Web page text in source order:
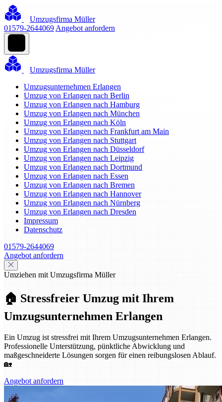
Umzugsfirma Müller
01579-2644069 Angebot anfordern
Umzugsfirma Müller
Umzugsunternehmen Erlangen
Umzug von Erlangen nach Berlin
Umzug von Erlangen nach Hamburg
Umzug von Erlangen nach München
Umzug von Erlangen nach Köln
Umzug von Erlangen nach Frankfurt am Main
Umzug von Erlangen nach Stuttgart
Umzug von Erlangen nach Düsseldorf
Umzug von Erlangen nach Leipzig
Umzug von Erlangen nach Dortmund
Umzug von Erlangen nach Essen
Umzug von Erlangen nach Bremen
Umzug von Erlangen nach Hannover
Umzug von Erlangen nach Nürnberg
Umzug von Erlangen nach Dresden
Impressum
Datenschutz
01579-2644069
Angebot anfordern
Umziehen mit Umzugsfirma Müller
🏠 Stressfreier Umzug mit Ihrem
Umzugsunternehmen Erlangen
Ein Umzug ist stressfrei mit Ihrem Umzugsunternehmen Erlangen.
Professionelle Unterstützung, pünktliche Abwicklung und
maßgeschneiderte Lösungen sorgen für einen reibungslosen Ablauf.
🏡
Angebot anfordern